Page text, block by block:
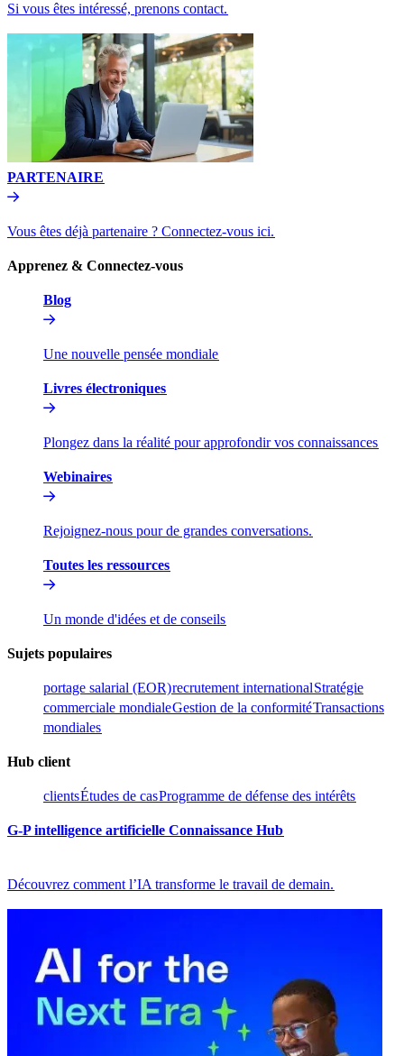
Si vous êtes intéressé, prenons contact.​​
PARTENAIRE​​
Vous êtes déjà partenaire ? Connectez-vous ici.​​
Apprenez & Connectez-vous​​
Blog​​
Une nouvelle pensée mondiale​​
Livres électroniques​​
Plongez dans la réalité pour approfondir vos connaissances​​
Webinaires​​
Rejoignez-nous pour de grandes conversations.​​
Toutes les ressources​​
Un monde d'idées et de conseils​​
Sujets populaires​​
portage salarial (EOR)​​recrutement international​​Stratégie
commerciale mondiale​​Gestion de la conformité​​Transactions
mondiales​​
Hub client​​
clients​​Études de cas​​Programme de défense des intérêts​​
G-P intelligence artificielle Connaissance Hub​​
Découvrez comment l’IA transforme le travail de demain.​​